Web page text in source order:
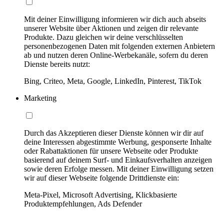
Mit deiner Einwilligung informieren wir dich auch abseits
unserer Website über Aktionen und zeigen dir relevante
Produkte. Dazu gleichen wir deine verschlüsselten
personenbezogenen Daten mit folgenden externen Anbietern
ab und nutzen deren Online-Werbekanäle, sofern du deren
Dienste bereits nutzt:
Bing, Criteo, Meta, Google, LinkedIn, Pinterest, TikTok
Marketing
Durch das Akzeptieren dieser Dienste können wir dir auf
deine Interessen abgestimmte Werbung, gesponserte Inhalte
oder Rabattaktionen für unsere Webseite oder Produkte
basierend auf deinem Surf- und Einkaufsverhalten anzeigen
sowie deren Erfolge messen. Mit deiner Einwilligung setzen
wir auf dieser Webseite folgende Drittdienste ein:
Meta-Pixel, Microsoft Advertising, Klickbasierte
Produktempfehlungen, Ads Defender